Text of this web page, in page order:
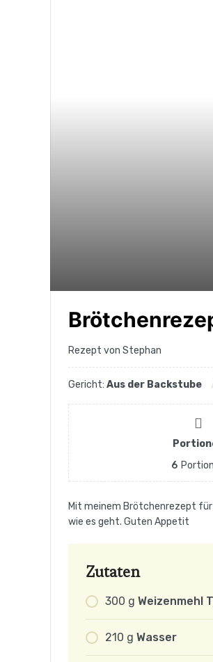
Rezept von Stephan
Gericht: Aus der Backstube
6
Mit meinem Brötchenrezept für
wie es geht. Guten Appetit
Zutaten
300 g Weizenmehl
210 g Wasser